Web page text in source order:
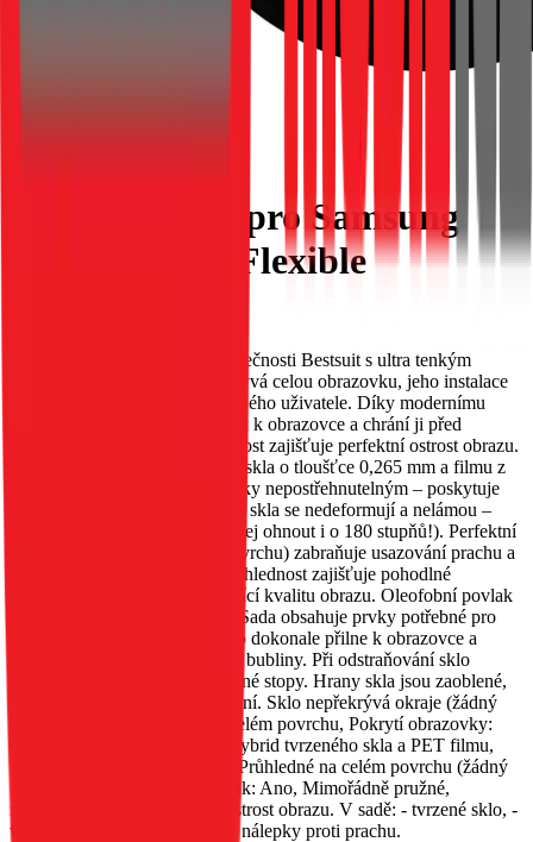
Hybridní sklo pro Samsung
A21s Bestsuit Flexible
Flexibilní hybridní sklo od společnosti Bestsuit s ultra tenkým
designem. Protože sklo nepokrývá celou obrazovku, jeho instalace
je mimořádně snadná i pro běžného uživatele. Díky modernímu
složení se sklo dobře přichytává k obrazovce a chrání ji před
poškrábáním. Vysoká průhlednost zajišťuje perfektní ostrost obrazu.
Unikátní kombinace tvrzeného skla o tloušťce 0,265 mm a filmu z
PET materiálu činí sklo prakticky nepostřehnutelným – poskytuje
100% hmatový komfort. Hrany skla se nedeformují a nelámou –
sklo je mimořádně pružné (lze jej ohnout i o 180 stupňů!). Perfektní
přilnavost (lepidlo na celém povrchu) zabraňuje usazování prachu a
nečistot pod sklem. Vysoká průhlednost zajišťuje pohodlné
používání obrazovky a vynikající kvalitu obrazu. Oleofobní povlak
zabraňuje vzniku otisků prstů. Sada obsahuje prvky potřebné pro
vlastní montáž. Po aplikaci sklo dokonale přilne k obrazovce a
nezanechává žádné vzduchové bubliny. Při odstraňování sklo
nezanechává na obrazovce žádné stopy. Hrany skla jsou zaoblené,
což zaručuje bezpečné používání. Sklo nepřekrývá okraje (žádný
rám). Vlastnosti: Lepidlo: na celém povrchu, Pokrytí obrazovky:
Nepokrývá okraje, Materiál: Hybrid tvrzeného skla a PET filmu,
Tloušťka: 0,265 mm, Vzhled: Průhledné na celém povrchu (žádný
barevný rám), Oleofobní povlak: Ano, Mimořádně pružné,
nepostřehnutelné, vynikající ostrost obrazu. V sadě: - tvrzené sklo, -
vlhký hadřík, - suchý hadřík, - nálepky proti prachu.